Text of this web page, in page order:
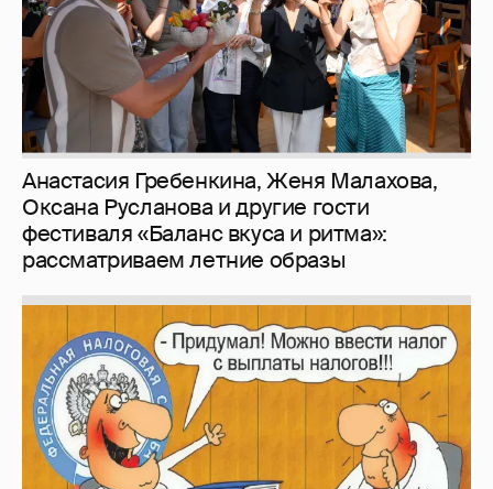
Зачем нам вообще платить налоги? (или:
как работают наши деньги, когда мы
заикаемся о защите прав)